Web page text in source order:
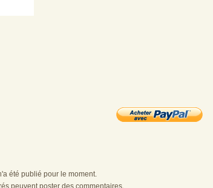
été publié pour le moment.
peuvent poster des commentaires.